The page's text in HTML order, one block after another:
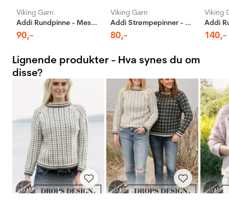
Viking Garn
Addi Rundpinne - Messing
90,-
Viking Garn
Addi Strømpepinner - Aluminium
80,-
Viking
140,-
Lignende produkter - Hva synes du om
disse?